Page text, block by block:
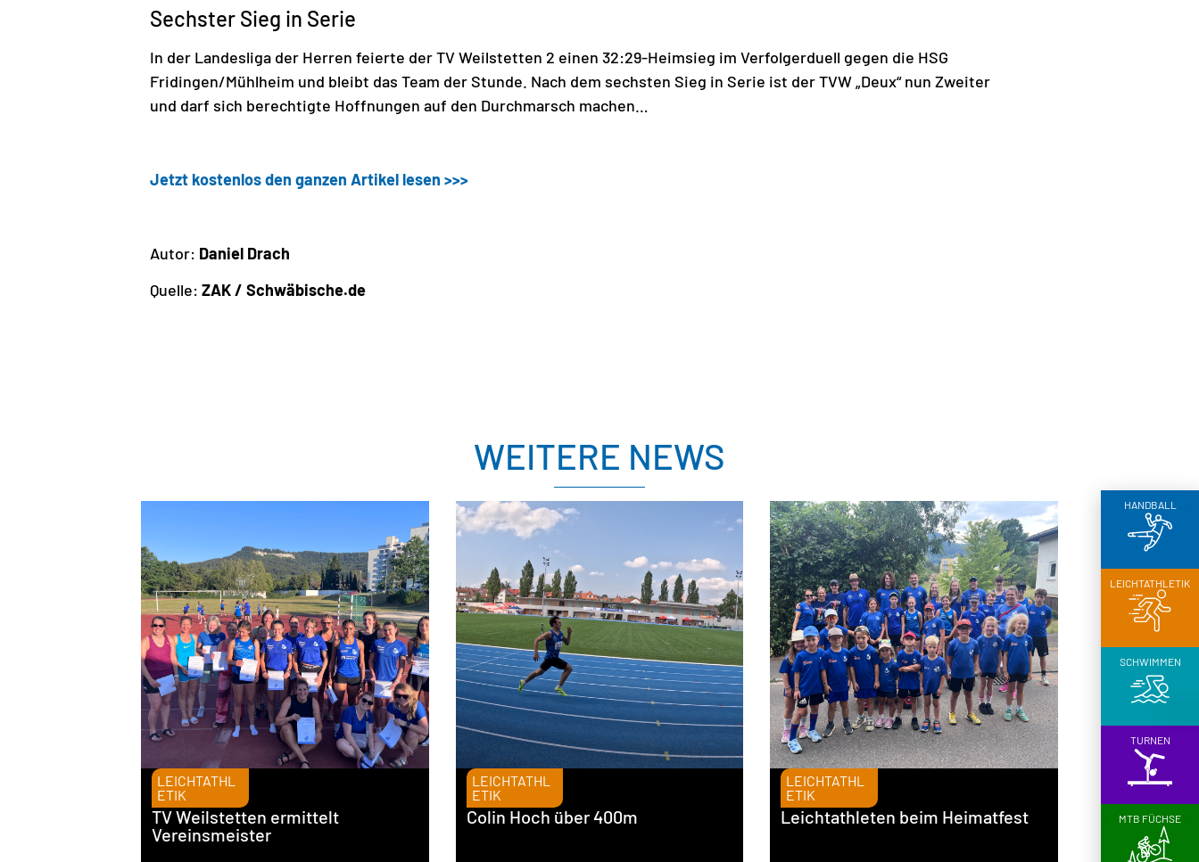
Sechster Sieg in Serie
In der Landesliga der Herren feierte der TV Weilstetten 2 einen 32:29-Heimsieg im Verfolgerduell gegen die HSG
Fridingen/Mühlheim und bleibt das Team der Stunde. Nach dem sechsten Sieg in Serie ist der TVW „Deux“ nun Zweiter
und darf sich berechtigte Hoffnungen auf den Durchmarsch machen…
Jetzt kostenlos den ganzen Artikel lesen >>>
Autor: Daniel Drach
Quelle: ZAK / Schwäbische.de
WEITERE NEWS
LEICHTATHL
ETIK
TV Weilstetten ermittelt
Vereinsmeister
LEICHTATHL
ETIK
Colin Hoch über 400m
LEICHTATHL
ETIK
Leichtathleten beim Heimatfest
HANDBALL
LEICHTATHLETIK
SCHWIMMEN
TURNEN
MTB FÜCHSE